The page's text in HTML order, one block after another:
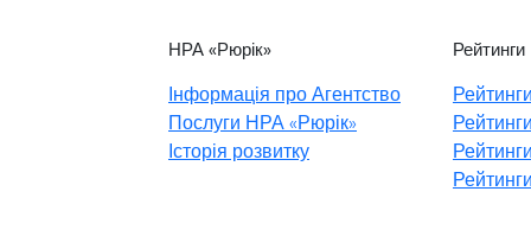
НРА «Рюрік»
Інформація про Агентство
Послуги НРА «Рюрік»
Історія розвитку
Рейтинги